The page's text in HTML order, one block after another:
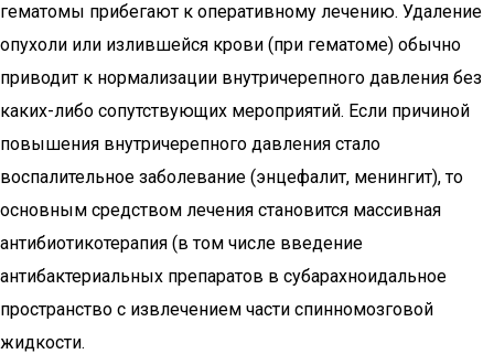
гематомы прибегают к оперативному лечению. Удаление
опухоли или излившейся крови (при гематоме) обычно
приводит к нормализации внутричерепного давления без
каких-либо сопутствующих мероприятий. Если причиной
повышения внутричерепного давления стало
воспалительное заболевание (энцефалит, менингит), то
основным средством лечения становится массивная
антибиотикотерапия (в том числе введение
антибактериальных препаратов в субарахноидальное
пространство с извлечением части спинномозговой
жидкости.